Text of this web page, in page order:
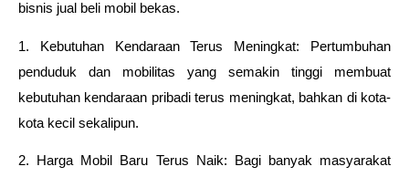
bisnis jual beli mobil bekas.
1. Kebutuhan Kendaraan Terus Meningkat: Pertumbuhan
penduduk dan mobilitas yang semakin tinggi membuat
kebutuhan kendaraan pribadi terus meningkat, bahkan di kota-
kota kecil sekalipun.
2. Harga Mobil Baru Terus Naik: Bagi banyak masyarakat